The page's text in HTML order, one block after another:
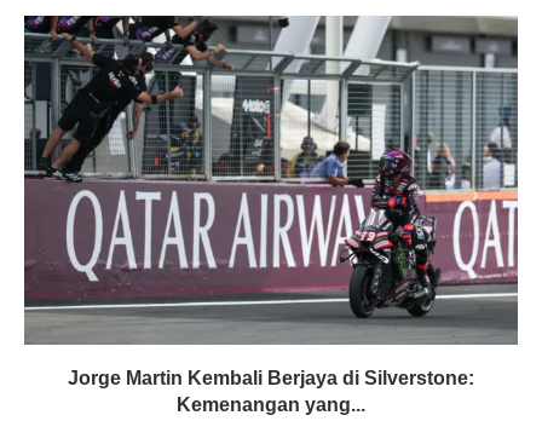
Jorge Martin Kembali Berjaya di Silverstone:
Kemenangan yang...